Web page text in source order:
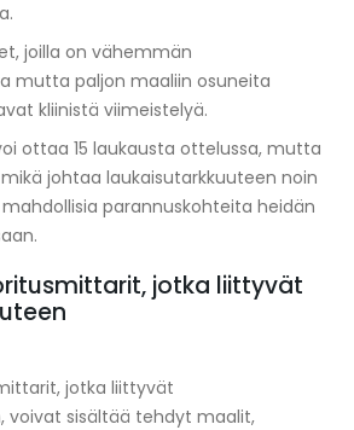
joilla on vähemmän
mutta paljon maaliin osuneita
kliinistä viimeistelyä.
ottaa 15 laukausta ottelussa, mutta
johtaa laukaisutarkkuuteen noin
parannuskohteita heidän
jotka liittyvät
jotka liittyvät
voivat sisältää tehdyt maalit,